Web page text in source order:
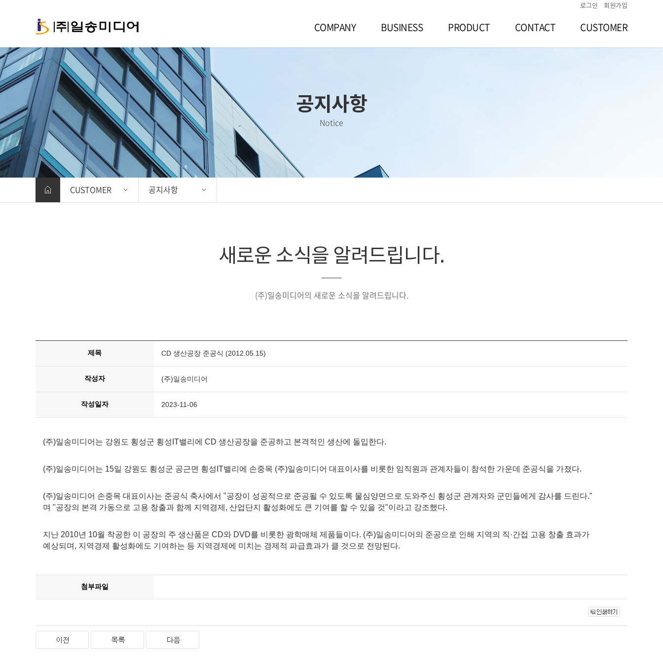
로그인 회원가입
COMPANY BUSINESS PRODUCT CONTACT CUSTOMER
공지사항
Notice
CUSTOMER 공지사항
새로운 소식을 알려드립니다.
(주)일송미디어의 새로운 소식을 알려드립니다.
제목 CD 생산공장 준공식 (2012.05.15)
작성자 (주)일송미디어
작성일자 2023-11-06
(주)일송미디어는 강원도 횡성군 횡성IT밸리에 CD 생산공장을 준공하고 본격적인 생산에 돌입한다.
(주)일송미디어는 15일 강원도 횡성군 공근면 횡성IT밸리에 손중목 (주)일송미디어 대표이사를 비롯한 임직원과 관계자들이 참석한 가운데 준공식을 가졌다.
(주)일송미디어 손중목 대표이사는 준공식 축사에서 "공장이 성공적으로 준공될 수 있도록 물심양면으로 도와주신 횡성군 관계자와 군민들에게 감사를 드린다."
며 "공장의 본격 가동으로 고용 창출과 함께 지역경제, 산업단지 활성화에도 큰 기여를 할 수 있을 것"이라고 강조했다.
지난 2010년 10월 착공한 이 공장의 주 생산품은 CD와 DVD를 비롯한 광학매체 제품들이다. (주)일송미디어의 준공으로 인해 지역의 직·간접 고용 창출 효과가
예상되며, 지역경제 활성화에도 기여하는 등 지역경제에 미치는 경제적 파급효과가 클 것으로 전망된다.
첨부파일